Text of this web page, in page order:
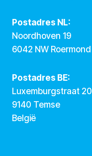
Postadres NL:
Noordhoven 19
6042 NW Roermond
Postadres BE:
Luxemburgstraat 20
9140 Temse
België